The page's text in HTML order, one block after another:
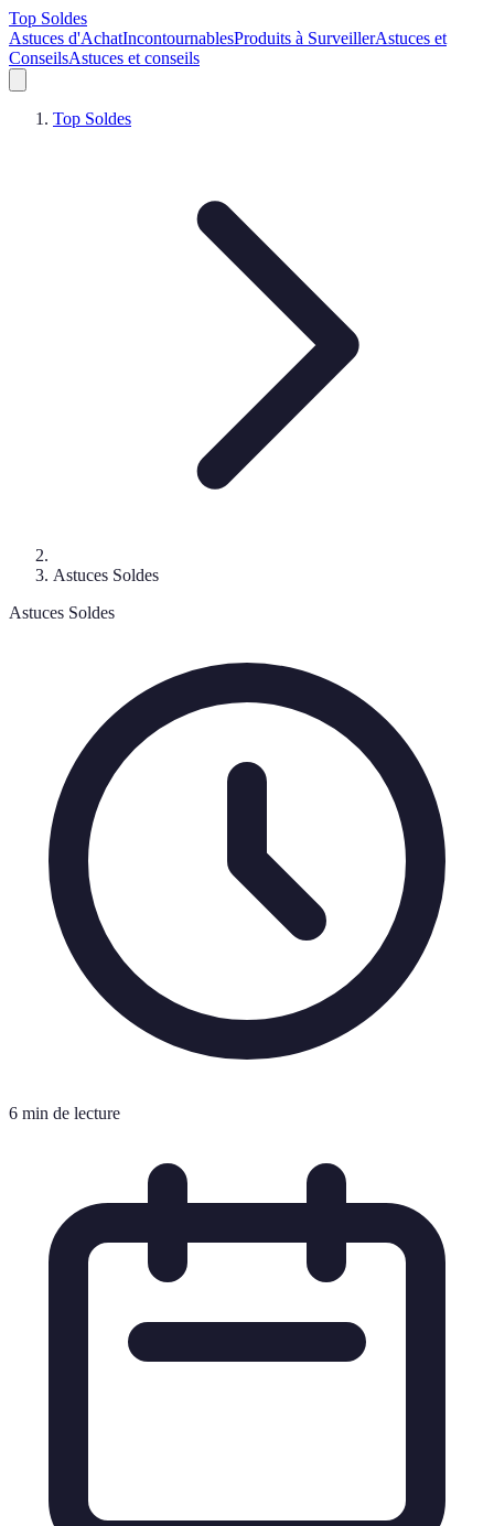
Top Soldes
Astuces d'AchatIncontournablesProduits à SurveillerAstuces et
ConseilsAstuces et conseils
Top Soldes
Astuces Soldes
Astuces Soldes
6 min de lecture